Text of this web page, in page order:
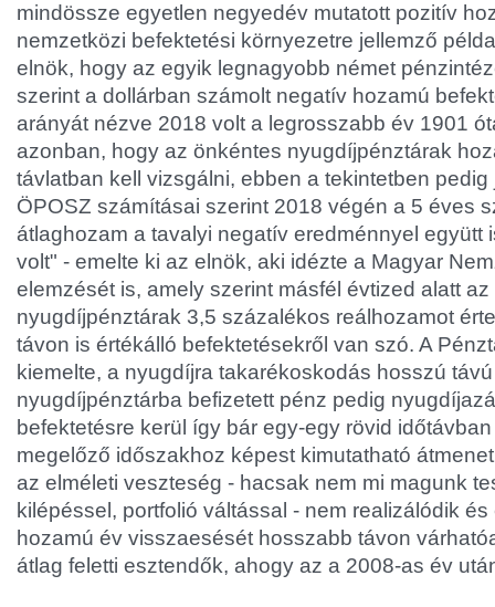
mindössze egyetlen negyedév mutatott pozitív
nemzetközi befektetési környezetre jellemző
elnök, hogy az egyik legnagyobb német
szerint a dollárban számolt negatív hozamú
arányát nézve 2018 volt a legrosszabb év 1901
azonban, hogy az önkéntes nyugdíjpénztárak
távlatban kell vizsgálni, ebben a tekintetben
ÖPOSZ számításai szerint 2018 végén a 5 éves
átlaghozam a tavalyi negatív eredménnyel együtt
volt" - emelte ki az elnök, aki idézte a Magyar
elemzését is, amely szerint másfél évtized alatt
nyugdíjpénztárak 3,5 százalékos reálhozamot
távon is értékálló befektetésekről van szó. A
kiemelte, a nyugdíjra takarékoskodás hosszú
nyugdíjpénztárba befizetett pénz pedig
befektetésre kerül így bár egy-egy rövid
megelőző időszakhoz képest kimutatható
az elméleti veszteség - hacsak nem mi magunk
kilépéssel, portfolió váltással - nem realizálódik
hozamú év visszaesését hosszabb távon
átlag feletti esztendők, ahogy az a 2008-as év